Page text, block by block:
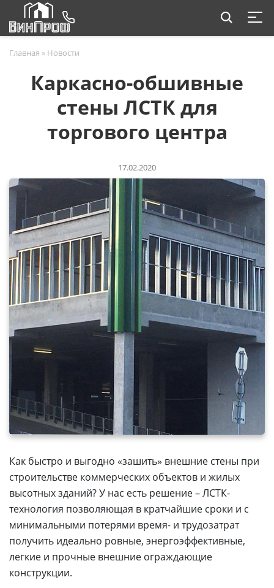
Главная » Новости
Каркасно-обшивные
стены ЛСТК для
торгового центра
17.02.2020
Как быстро и выгодно «зашить» внешние стены при
строительстве коммерческих объектов и жилых
высотных зданий? У нас есть решение – ЛСТК-
технология позволяющая в кратчайшие сроки и с
минимальными потерями время- и трудозатрат
получить идеально ровные, энергоэффективные,
легкие и прочные внешние ограждающие
конструкции.